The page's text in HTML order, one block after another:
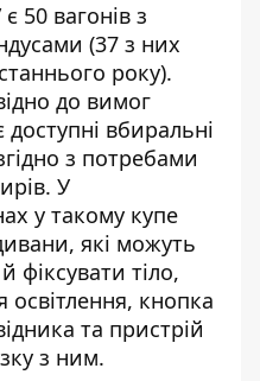
50 вагонів з
(37 з них
року).
до вимог
вбиральні
з потребами
У
у такому купе
які можуть
фіксувати тіло,
освітлення, кнопка
та пристрій
з ним.